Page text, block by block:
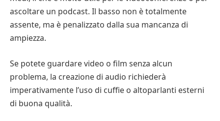
ascoltare un podcast. Il basso non è totalmente
assente, ma è penalizzato dalla sua mancanza di
ampiezza.
Se potete guardare video o film senza alcun
problema, la creazione di audio richiederà
imperativamente l’uso di cuffie o altoparlanti esterni
di buona qualità.